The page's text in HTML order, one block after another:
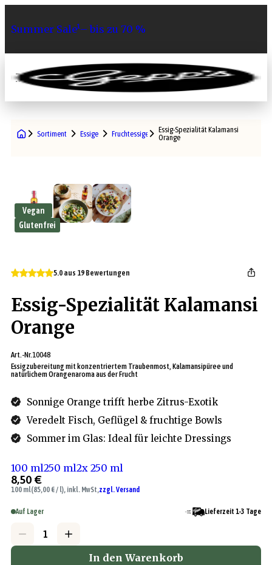
Summer Sale¹– bis zu 70 %
0
Sortiment Essige Fruchtessige
Essig-Spezialität Kalamansi
Orange
Vegan
Glutenfrei
5.0 aus 19 Bewertungen
Essig-Spezialität Kalamansi
Orange
Art.-Nr.10048
Essigzubereitung mit konzentriertem Traubenmost, Kalamansipüree und
natürlichem Orangenaroma aus der Frucht
Sonnige Orange trifft herbe Zitrus-Exotik
Veredelt Fisch, Geflügel & fruchtige Bowls
Sommer im Glas: Ideal für leichte Dressings
100 ml250 ml2x 250 ml
8,50 €
100 ml(85,00 € / l), inkl. MwSt,zzgl. Versand
Auf Lager Lieferzeit 1-3 Tage
In den Warenkorb